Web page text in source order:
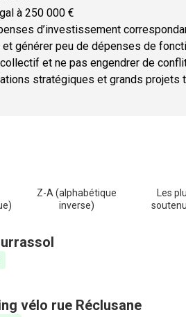
à 250 000 €
d’investissement
générer peu de dépenses de
et ne pas engendrer de
stratégiques et grands
Z-A (alphabétique
inverse)
Les
vélo rue Réclusane